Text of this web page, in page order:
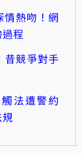
情熱吻！網
程
昔競爭對手
法遭警約